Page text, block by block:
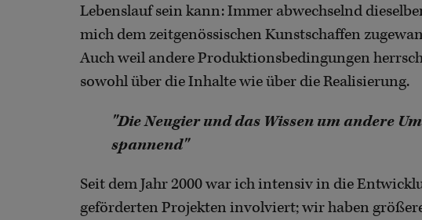
Lebenslauf sein kann: Immer abwechselnd
mich dem zeitgenössischen Kunstschaffen
Auch weil andere Produktionsbedingungen
sowohl über die Inhalte wie über die Realisierung.
"Die Neugier und das Wissen um andere
spannend"
Seit dem Jahr 2000 war ich intensiv in die
geförderten Projekten involviert; wir haben